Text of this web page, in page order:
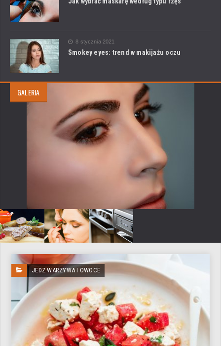
8 stycznia 2021
Smokey eyes: trend w makijażu oczu
GALERIA
JEDZ WARZYWA I OWOCE